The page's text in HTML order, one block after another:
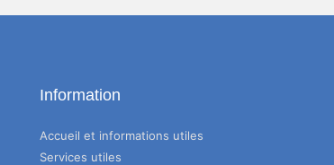
Information
Accueil et informations utiles
Services utiles